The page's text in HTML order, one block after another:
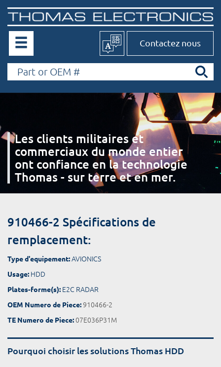
Contactez nous
Les clients militaires et
commerciaux du monde entier
ont confiance en la technologie
Thomas - sur terre et en mer.
910466-2 Spécifications de
remplacement:
Type d'equipement:AVIONICS
Usage: HDD
Plates-forme(s): E2C RADAR
OEM Numero de Piece: 910466-2
TE Numero de Piece:07E036P31M
Pourquoi choisir les solutions Thomas HDD